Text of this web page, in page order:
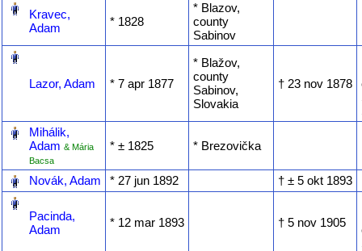
Kravec,
Adam
* ‎1828
* Blazov,
county
Sabinov
Lazor, Adam
* ‎7 apr 1877
* Blažov,
county
Sabinov,
Slovakia
† ‎23 nov 1878
Mihálik,
Adam & Mária
Bacsa
* ‎± 1825 * Brezovička
Novák, Adam * ‎27 jun 1892
† ‎± 5 okt 1893
Pacinda,
Adam
* ‎12 mar 1893 † ‎5 nov 1905